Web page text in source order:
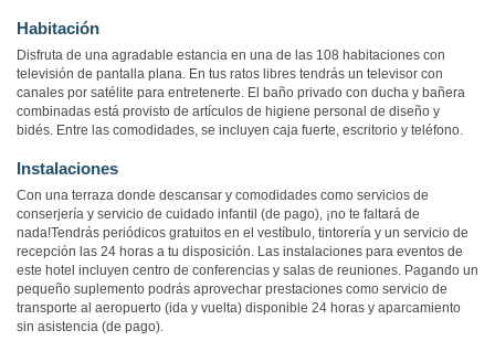
Habitación
Disfruta de una agradable estancia en una de las 108 habitaciones con
televisión de pantalla plana. En tus ratos libres tendrás un televisor con
canales por satélite para entretenerte. El baño privado con ducha y bañera
combinadas está provisto de artículos de higiene personal de diseño y
bidés. Entre las comodidades, se incluyen caja fuerte, escritorio y teléfono.
Instalaciones
Con una terraza donde descansar y comodidades como servicios de
conserjería y servicio de cuidado infantil (de pago), ¡no te faltará de
nada!Tendrás periódicos gratuitos en el vestíbulo, tintorería y un servicio de
recepción las 24 horas a tu disposición. Las instalaciones para eventos de
este hotel incluyen centro de conferencias y salas de reuniones. Pagando un
pequeño suplemento podrás aprovechar prestaciones como servicio de
transporte al aeropuerto (ida y vuelta) disponible 24 horas y aparcamiento
sin asistencia (de pago).